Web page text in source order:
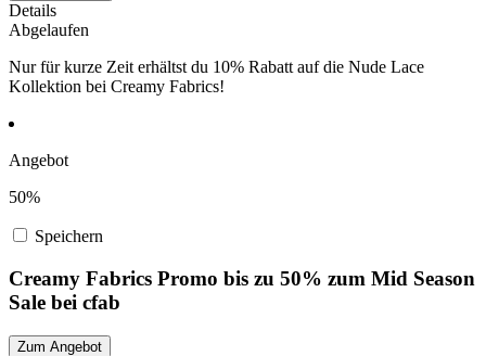
Details
Abgelaufen
Nur für kurze Zeit erhältst du 10% Rabatt auf die Nude Lace
Kollektion bei Creamy Fabrics!
Angebot
50%
Speichern
Creamy Fabrics Promo bis zu 50% zum Mid Season
Sale bei cfab
Zum Angebot